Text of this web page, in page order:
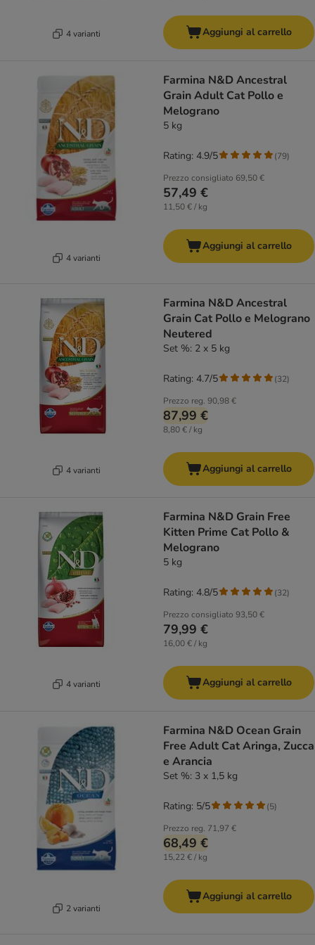
4 varianti Aggiungi al carrello
4 varianti
Farmina N&D Ancestral
Grain Adult Cat Pollo e
Melograno
5 kg
Prezzo consigliato 69,50 €
57,49 €
11,50 € / kg
Rating: 4.9/5 (79)
Aggiungi al carrello
4 varianti
Farmina N&D Ancestral
Grain Cat Pollo e Melograno
Neutered
Set %: 2 x 5 kg
Prezzo reg. 90,98 €
87,99 €
8,80 € / kg
Rating: 4.7/5 (32)
Aggiungi al carrello
4 varianti
Farmina N&D Grain Free
Kitten Prime Cat Pollo &
Melograno
5 kg
Prezzo consigliato 93,50 €
79,99 €
16,00 € / kg
Rating: 4.8/5 (32)
Aggiungi al carrello
2 varianti
Farmina N&D Ocean Grain
Free Adult Cat Aringa, Zucca
e Arancia
Set %: 3 x 1,5 kg
Prezzo reg. 71,97 €
68,49 €
15,22 € / kg
Rating: 5/5 (5)
Aggiungi al carrello